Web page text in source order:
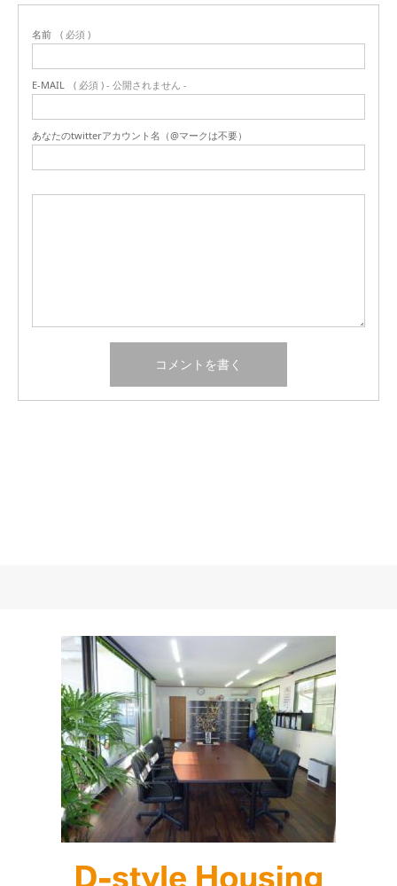
名前 ( 必須 )
E-MAIL ( 必須 ) - 公開されません -
あなたのtwitterアカウント名（@マークは不要）